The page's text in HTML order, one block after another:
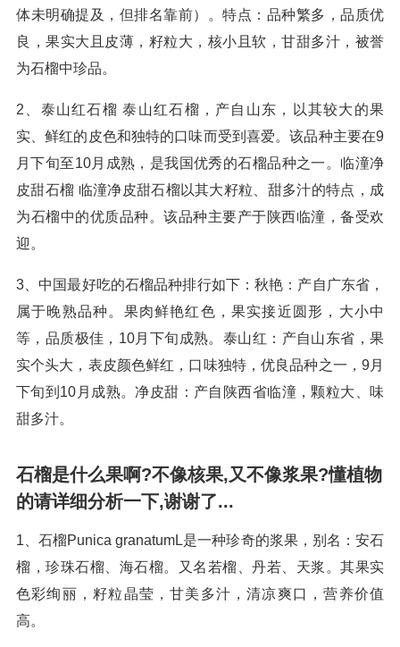
体未明确提及，但排名靠前）。特点：品种繁多，品质优
良，果实大且皮薄，籽粒大，核小且软，甘甜多汁，被誉
为石榴中珍品。
2、泰山红石榴 泰山红石榴，产自山东，以其较大的果
实、鲜红的皮色和独特的口味而受到喜爱。该品种主要在9
月下旬至10月成熟，是我国优秀的石榴品种之一。临潼净
皮甜石榴 临潼净皮甜石榴以其大籽粒、甜多汁的特点，成
为石榴中的优质品种。该品种主要产于陕西临潼，备受欢
迎。
3、中国最好吃的石榴品种排行如下：秋艳：产自广东省，
属于晚熟品种。果肉鲜艳红色，果实接近圆形，大小中
等，品质极佳，10月下旬成熟。泰山红：产自山东省，果
实个头大，表皮颜色鲜红，口味独特，优良品种之一，9月
下旬到10月成熟。净皮甜：产自陕西省临潼，颗粒大、味
甜多汁。
石榴是什么果啊?不像核果,又不像浆果?懂植物
的请详细分析一下,谢谢了...
1、石榴Punica granatumL是一种珍奇的浆果，别名：安石
榴，珍珠石榴、海石榴。又名若榴、丹若、天浆。其果实
色彩绚丽，籽粒晶莹，甘美多汁，清凉爽口，营养价值
高。